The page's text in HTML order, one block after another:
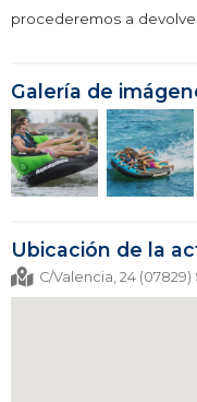
procederemos a
Galería de
Ubicación de la
C/Valencia, 24